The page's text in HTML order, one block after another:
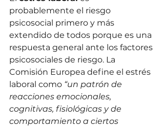
probablemente el riesgo
psicosocial primero y más
extendido de todos porque es una
respuesta general ante los factores
psicosociales de riesgo. La
Comisión Europea define el estrés
laboral como “un patrón de
reacciones emocionales,
cognitivas, fisiológicas y de
comportamiento a ciertos